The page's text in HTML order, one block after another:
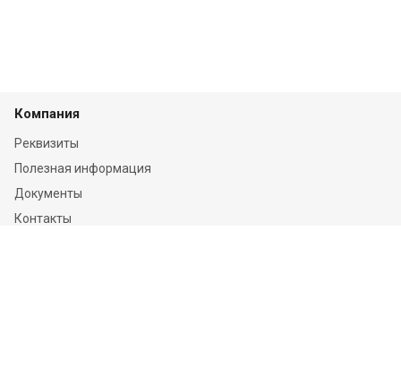
Компания
Реквизиты
Полезная информация
Документы
Контакты